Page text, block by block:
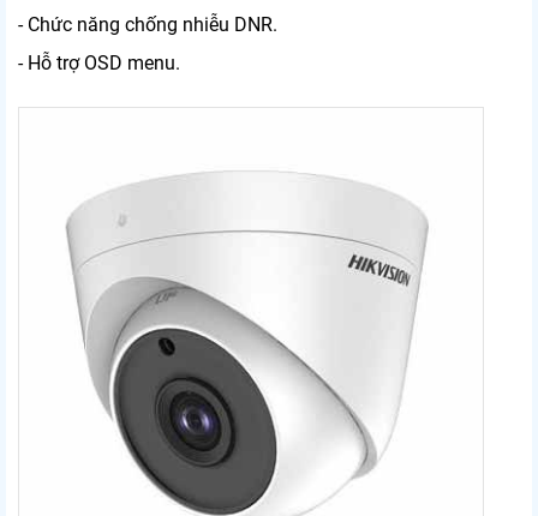
- Chức năng chống nhiễu DNR.
- Hỗ trợ OSD menu.